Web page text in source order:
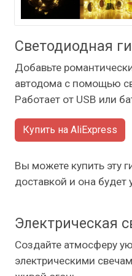
Светодиодная
Добавьте
автодома с помощью
Работает от USB или
Купить на AliExpress
Вы можете купить эту
доставкой и она будет
Электрическая
Создайте атмосферу
электрическими